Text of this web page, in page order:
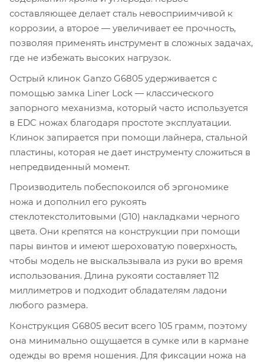
составляющее делает сталь невосприимчивой к
коррозии, а второе — увеличивает ее прочность,
позволяя применять инструмент в сложных задачах,
где не избежать высоких нагрузок.
Острый клинок Ganzo G6805 удерживается с
помощью замка Liner Lock — классического
запорного механизма, который часто используется
в EDC ножах благодаря простоте эксплуатации.
Клинок запирается при помощи лайнера, стальной
пластины, которая не дает инструменту сложиться в
непредвиденный момент.
Производитель побеспокоился об эргономике
ножа и дополнил его рукоять
стеклотекстолитовыми (G10) накладками черного
цвета. Они крепятся на конструкции при помощи
пары винтов и имеют шероховатую поверхность,
чтобы модель не выскальзывала из руки во время
использования. Длина рукояти составляет 112
миллиметров и подходит обладателям ладони
любого размера.
Конструкция G6805 весит всего 105 грамм, поэтому
она минимально ощущается в сумке или в кармане
одежды во время ношения. Для фиксации ножа на